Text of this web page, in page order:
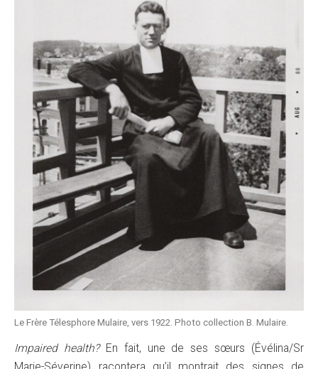
Le Frère Télesphore Mulaire, vers 1922. Photo collection B. Mulaire.
Impaired health?En fait, une de ses sœurs (Évélina/Sr